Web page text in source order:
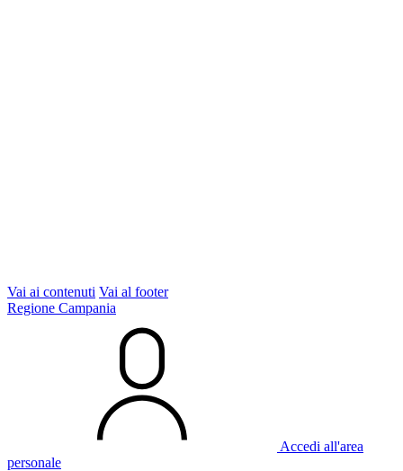
Vai ai contenuti Vai al footer
Regione Campania
Accedi all'area
personale